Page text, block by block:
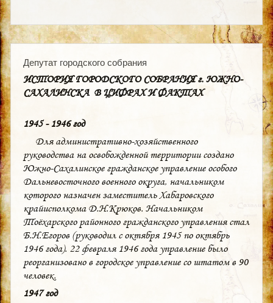
Депутат городского собрания
ИСТОРИЯ ГОРОДСКОГО СОБРАНИЯ г. ЮЖНО-
САХАЛИНСКА В ЦИФРАХ И ФАКТАХ
1945 - 1946 год
Для административно-хозяйственного
руководства на освобожденной территории создано
Южно-Сахалинское гражданское управление особого
Дальневосточного военного округа, начальником
которого назначен заместитель Хабаровского
крайисполкома Д.Н.Крюков. Начальником
Тоёхарского районного гражданского управления стал
Б.Н.Егоров (руководил с октября 1945 по октябрь
1946 года). 22 февраля 1946 года управление было
реорганизовано в городское управление со штатом в 90
человек.
1947 год